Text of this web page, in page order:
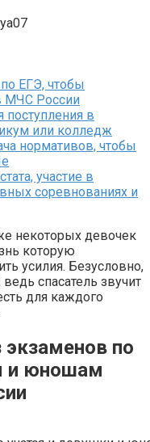
ЕГЭ, чтобы
МЧС России
в
или колледж
нормативов, чтобы
участие в
соревнованиях и
некоторых девочек
которую
усилия. Безусловно,
спасатель звучит
для каждого
по
и юношам